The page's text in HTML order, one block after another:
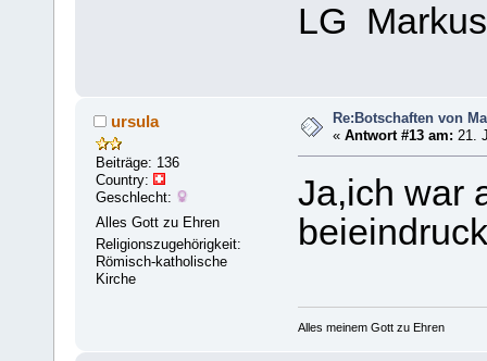
LG Markus
ursula
Beiträge: 136
Country:
Geschlecht:
Alles Gott zu Ehren
Religionszugehörigkeit:
Römisch-katholische
Kirche
Re:Botschaften von
«Antwort #13 am: 21.
Ja,ich war
Alles meinem Gott zu Ehren